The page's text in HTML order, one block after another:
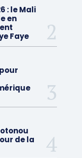
: le Mali
en
Faye
de la